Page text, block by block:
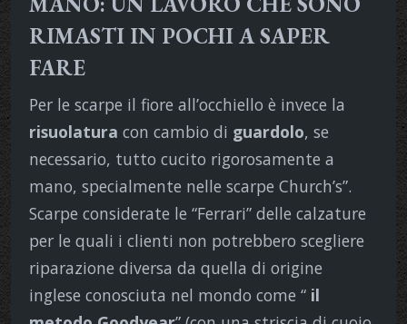
RIMASTI IN POCHI A SAPER
FARE
Per le scarpe il fiore all’occhiello è invece la
risuolatura con cambio di guardolo, se
necessario, tutto cucito rigorosamente a
mano, specialmente nelle scarpe Church’s”.
Scarpe considerate le “Ferrari” delle calzature
per le quali i clienti non potrebbero scegliere
riparazione diversa da quella di origine
inglese conosciuta nel mondo come “ il